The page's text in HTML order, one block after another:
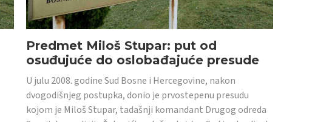
Predmet Miloš Stupar: put od
osuđujuće do oslobađajuće presude
U julu 2008. godine Sud Bosne i Hercegovine, nakon
dvogodišnjeg postupka, donio je prvostepenu presudu
kojom je Miloš Stupar, tadašnji komandant Drugog odreda